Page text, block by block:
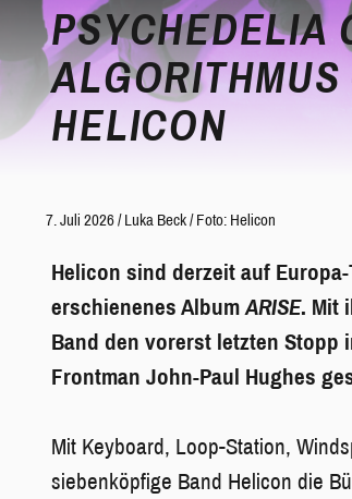
PSYCHEDELIA
HELICON
7. Juli 2026/Luka Beck/Foto: Helicon
Helicon sind derzeit auf
erschienenes AlbumARISE. Mit
Band den vorerst letzten Stopp
Frontman John-Paul Hughes
Mit Keyboard, Loop-Station,
siebenköpfige Band Helicon die